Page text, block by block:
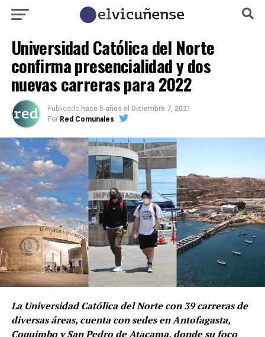
Universidad Católica del Norte
confirma presencialidad y dos
nuevas carreras para 2022
Publicado hace 5 años el Diciembre 7, 2021
Por Red Comunales
La Universidad Católica del Norte con 39 carreras de
diversas áreas, cuenta con sedes en Antofagasta,
Coquimbo y San Pedro de Atacama, donde su foco